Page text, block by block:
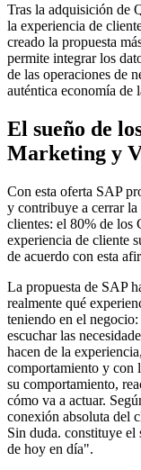
Tras la adquisición de
la experiencia de
creado la propuesta
permite integrar los
de las operaciones de
auténtica economía de
El sueño de
Marketing y
Con esta oferta SAP
y contribuye a cerrar la
clientes: el 80% de los
experiencia de cliente
de acuerdo con esta
La propuesta de SAP
realmente qué
teniendo en el
escuchar las
hacen de la
comportamiento y con
su comportamiento,
cómo va a actuar.
conexión absoluta del
Sin duda. constituye
de hoy en día".